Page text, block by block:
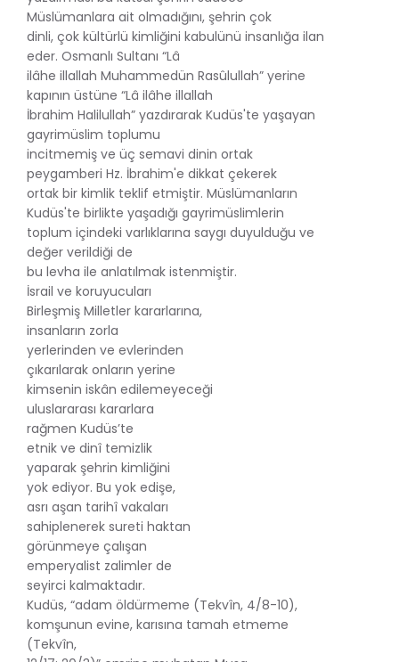
Müslümanlara ait olmadığını, şehrin çok
dinli, çok kültürlü kimliğini kabulünü insanlığa ilan
eder. Osmanlı Sultanı “Lâ
ilâhe illallah Muhammedün Rasûlullah” yerine
kapının üstüne “Lâ ilâhe illallah
İbrahim Halilullah” yazdırarak Kudüs'te yaşayan
gayrimüslim toplumu
incitmemiş ve üç semavi dinin ortak
peygamberi Hz. İbrahim'e dikkat çekerek
ortak bir kimlik teklif etmiştir. Müslümanların
Kudüs'te birlikte yaşadığı gayrimüslimlerin
toplum içindeki varlıklarına saygı duyulduğu ve
değer verildiği de
bu levha ile anlatılmak istenmiştir.
İsrail ve koruyucuları
Birleşmiş Milletler kararlarına,
insanların zorla
yerlerinden ve evlerinden
çıkarılarak onların yerine
kimsenin iskân edilemeyeceği
uluslararası kararlara
rağmen Kudüs’te
etnik ve dinî temizlik
yaparak şehrin kimliğini
yok ediyor. Bu yok edişe,
asrı aşan tarihî vakaları
sahiplenerek sureti haktan
görünmeye çalışan
emperyalist zalimler de
seyirci kalmaktadır.
Kudüs, “adam öldürmeme (Tekvîn, 4/8-10),
komşunun evine, karısına tamah etmeme
(Tekvîn,